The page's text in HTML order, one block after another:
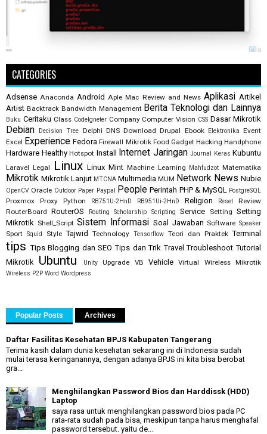
CATEGORIES
Adsense Anaconda Android Aple Mac Review and News Aplikasi Artikel
Artist Backtrack Bandwidth Management Berita Teknologi dan Lainnya
Buku Ceritaku Class CodeIgneter Company Computer Vision CSS Dasar Mikrotik
Debian Decision Tree Delphi DNS Download Drupal Ebook Elektronika Event
Excel Experience Fedora Firewall Mikrotik Food Gadget Hacking Handphone
Hardware Healthy Hotspot Install Internet Jaringan Journal Keras Kubuntu
Laravel Legal Linux Linux Mint Machine Learning Mahfudzot Matematika
Mikrotik Mikrotik Lanjut MTCNA Multimedia MUM Network News Nubie
OpenCV Oracle Outdoor Paper Paypal People Perintah PHP & MySQL PostgreSQL
Proxmox Proxy Python RB751U-2HnD RB951Ui-2HnD Religion Reset
Review
RouterBoard
RouterOS Routing Scholarship Scripting Service Setting Setting
Mikrotik Shell_Script Sistem Informasi Soal Jawaban Software Speaker
Sport Squid Style Tajwid Technology Tensorflow Teori dan Praktek Terminal
tips Tips Blogging dan SEO Tips dan Trik Travel Troubleshoot Tutorial
Mikrotik Ubuntu Unity Upgrade VB Vehicle Virtual Wireless Mikrotik
Wireless P2P Word Wordpress
Popular Posts Archives
Daftar Fasilitas Kesehatan BPJS Kabupaten Tangerang
Terima kasih dalam dunia kesehatan sekarang ini di Indonesia sudah
mulai terasa keringanannya, dengan adanya BPJS ini kita bisa berobat
gra...
Menghilangkan Password Bios dan Harddissk (HDD)
Laptop
saya rasa untuk menghilangkan password bios pada PC
rata-rata sudah pada bisa, meskipun tanpa harus menghafal
password tersebut. yaitu de...